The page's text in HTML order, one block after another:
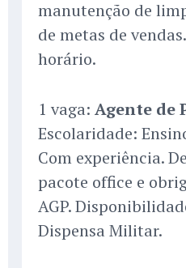
manutenção de
de metas de
horário.
1 vaga: Agente de
Escolaridade:
Com experiência.
pacote office e
AGP.
Dispensa Militar.